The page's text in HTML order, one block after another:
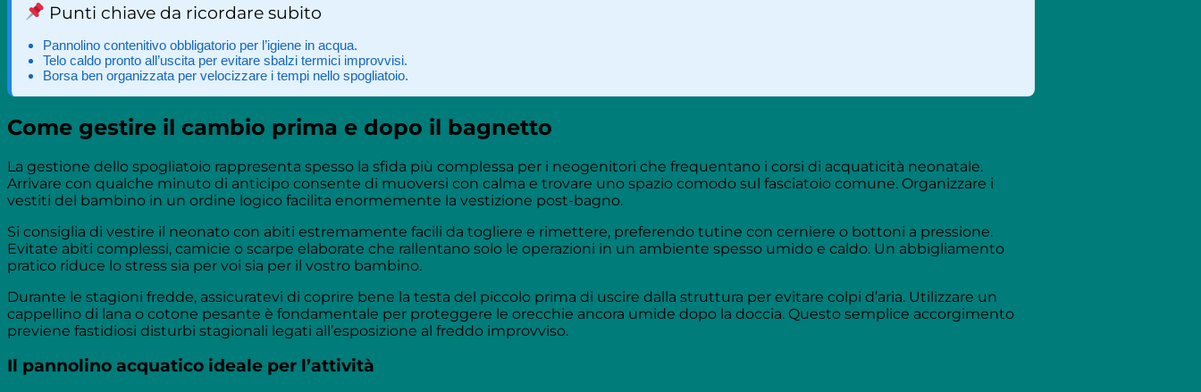
Punti chiave da ricordare subito
Pannolino contenitivo obbligatorio per l’igiene in acqua.
Telo caldo pronto all’uscita per evitare sbalzi termici improvvisi.
Borsa ben organizzata per velocizzare i tempi nello spogliatoio.
Come gestire il cambio prima e dopo il bagnetto
La gestione dello spogliatoio rappresenta spesso la sfida più complessa per i neogenitori che frequentano i corsi di acquaticità neonatale.
Arrivare con qualche minuto di anticipo consente di muoversi con calma e trovare uno spazio comodo sul fasciatoio comune. Organizzare i
vestiti del bambino in un ordine logico facilita enormemente la vestizione post-bagno.
Si consiglia di vestire il neonato con abiti estremamente facili da togliere e rimettere, preferendo tutine con cerniere o bottoni a pressione.
Evitate abiti complessi, camicie o scarpe elaborate che rallentano solo le operazioni in un ambiente spesso umido e caldo. Un abbigliamento
pratico riduce lo stress sia per voi sia per il vostro bambino.
Durante le stagioni fredde, assicuratevi di coprire bene la testa del piccolo prima di uscire dalla struttura per evitare colpi d’aria. Utilizzare un
cappellino di lana o cotone pesante è fondamentale per proteggere le orecchie ancora umide dopo la doccia. Questo semplice accorgimento
previene fastidiosi disturbi stagionali legati all’esposizione al freddo improvviso.
Il pannolino acquatico ideale per l’attività